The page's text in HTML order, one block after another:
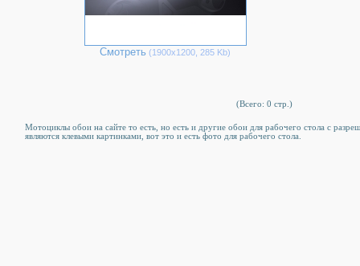
Смотреть (1900х1200, 285 Kb)
(Всего: 0 стр.)
Мотоциклы обои на сайте то есть, но есть и другие обои для рабочего стола c
являются клевыми картинками, вот это и есть фото для рабочего стола.